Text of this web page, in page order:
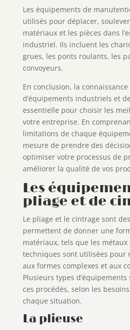
Les équipements de
utilisés pour déplacer,
matériaux et les pièces dans
industriel. Ils incluent les
grues, les ponts roulants, les
convoyeurs.
En conclusion, la
d’équipements industriels et
essentielle pour choisir les
votre entreprise. En
limitations de chaque
mesure de prendre des
optimiser votre processus de
améliorer la qualité de vos
Les
pliage et de
Le pliage et le cintrage sont
permettent de donner une
matériaux, tels que les métaux
techniques sont utilisées pour
aux formes complexes et aux
Plusieurs types
ces procédés, selon les
chaque situation.
La plieuse